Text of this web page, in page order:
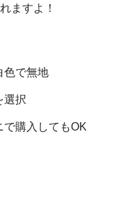
ますよ！
色で無地
選択
で購入してもOK